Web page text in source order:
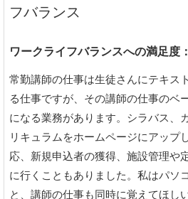
フバランス
ワークライフバランスへの満足度
常勤講師の仕事は生徒さんにテキス
る仕事ですが、その講師の仕事のベ
になる業務があります。シラバス、
リキュラムをホームページにアップ
応、新規申込者の獲得、施設管理や
に行くこともありました。私はパソ
と、講師の仕事も同時に覚えてほし